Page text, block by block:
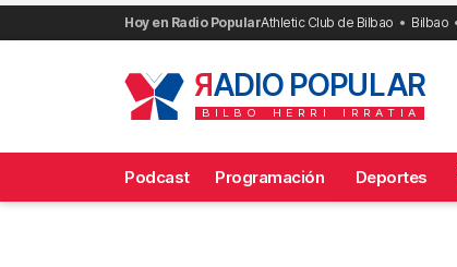
Hoy en Radio PopularAthletic Club de Bilbao Bilbao
RADIO POPULAR
BILBO HERRI IRRATIA
Podcast Programación Deportes